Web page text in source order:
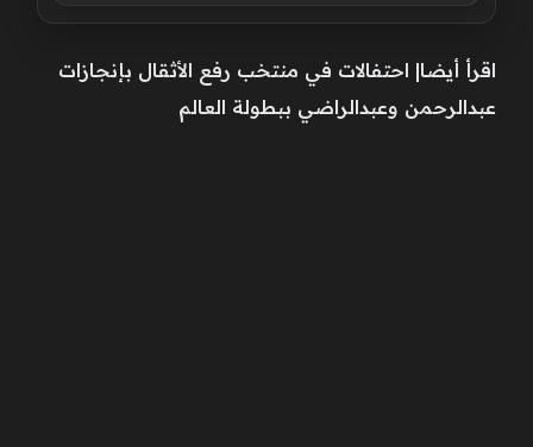
اقرأ أيضا| احتفالات في منتخب رفع الأثقال بإنجازات
عبدالرحمن وعبدالراضي ببطولة العالم